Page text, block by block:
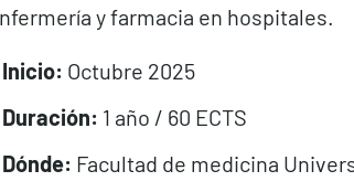
y farmacia en hospitales.
Inicio: Octubre 2025
Duración: 1 año / 60 ECTS
Dónde: Facultad de medicina